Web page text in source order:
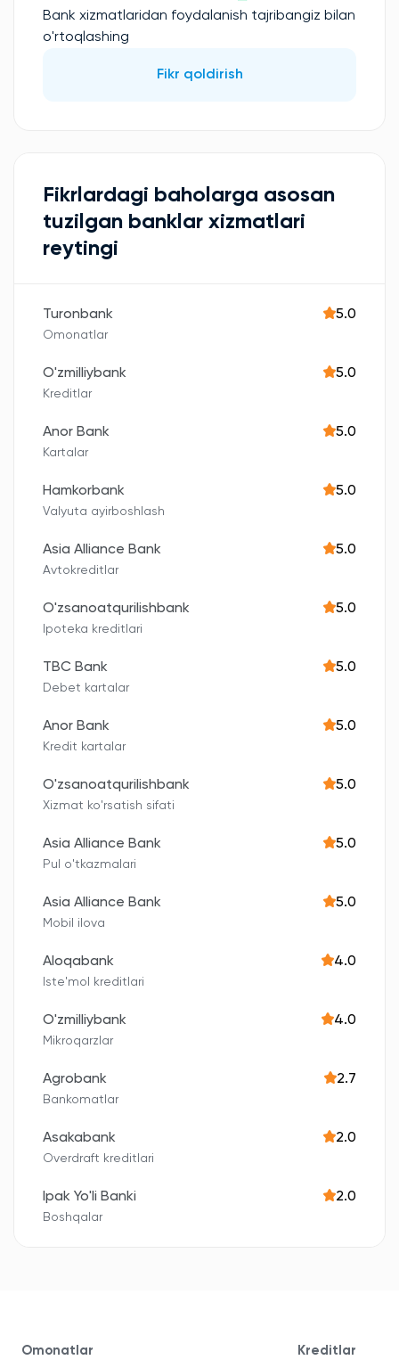
Bank xizmatlaridan foydalanish tajribangiz bilan
o'rtoqlashing
Fikr qoldirish
Fikrlardagi baholarga asosan
tuzilgan banklar xizmatlari
reytingi
Turonbank 5.0
Omonatlar
O'zmilliybank 5.0
Kreditlar
Anor Bank 5.0
Kartalar
Hamkorbank 5.0
Valyuta ayirboshlash
Asia Alliance Bank 5.0
Avtokreditlar
O'zsanoatqurilishbank 5.0
Ipoteka kreditlari
TBC Bank 5.0
Debet kartalar
Anor Bank 5.0
Kredit kartalar
O'zsanoatqurilishbank 5.0
Xizmat ko'rsatish sifati
Asia Alliance Bank 5.0
Pul o'tkazmalari
Asia Alliance Bank 5.0
Mobil ilova
Aloqabank 4.0
Iste'mol kreditlari
O'zmilliybank 4.0
Mikroqarzlar
Agrobank 2.7
Bankomatlar
Asakabank 2.0
Overdraft kreditlari
Ipak Yo'li Banki 2.0
Boshqalar
Omonatlar Kreditlar